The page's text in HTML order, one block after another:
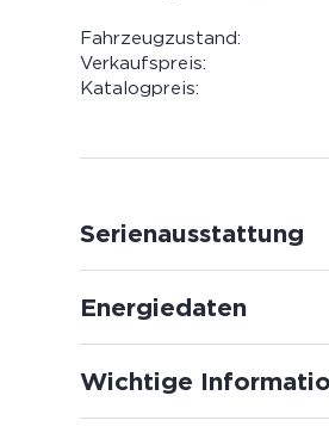
Fahrzeugzustand:
Verkaufspreis:
Katalogpreis:
Serienausstattung
Energiedaten
Wichtige